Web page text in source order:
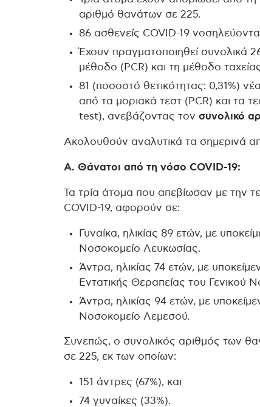
αριθμό θανάτων σε 225.
86 ασθενείς COVID-19
Έχουν πραγματοποιηθεί συνολικά
μέθοδο (PCR) και τη μέθοδο
81 (ποσοστό θετικότητας: 0,31%)
από τα μοριακά τεστ (PCR) και τα
test), ανεβάζοντας τονσυνολικό
Ακολουθούν αναλυτικά τα σημερινά
Α. Θάνατοι από τη νόσο COVID-19:
Τα τρία άτομα που απεβίωσαν με την
COVID-19, αφορούν σε:
Γυναίκα, ηλικίας 89 ετών, με
Νοσοκομείο Λευκωσίας.
Άντρα, ηλικίας 74 ετών, με
Εντατικής Θεραπείας του Γενικού
Άντρα, ηλικίας 94 ετών, με
Νοσοκομείο Λεμεσού.
Συνεπώς, ο συνολικός αριθμός των
σε 225, εκ των οποίων:
151 άντρες (67%), και
74 γυναίκες (33%).